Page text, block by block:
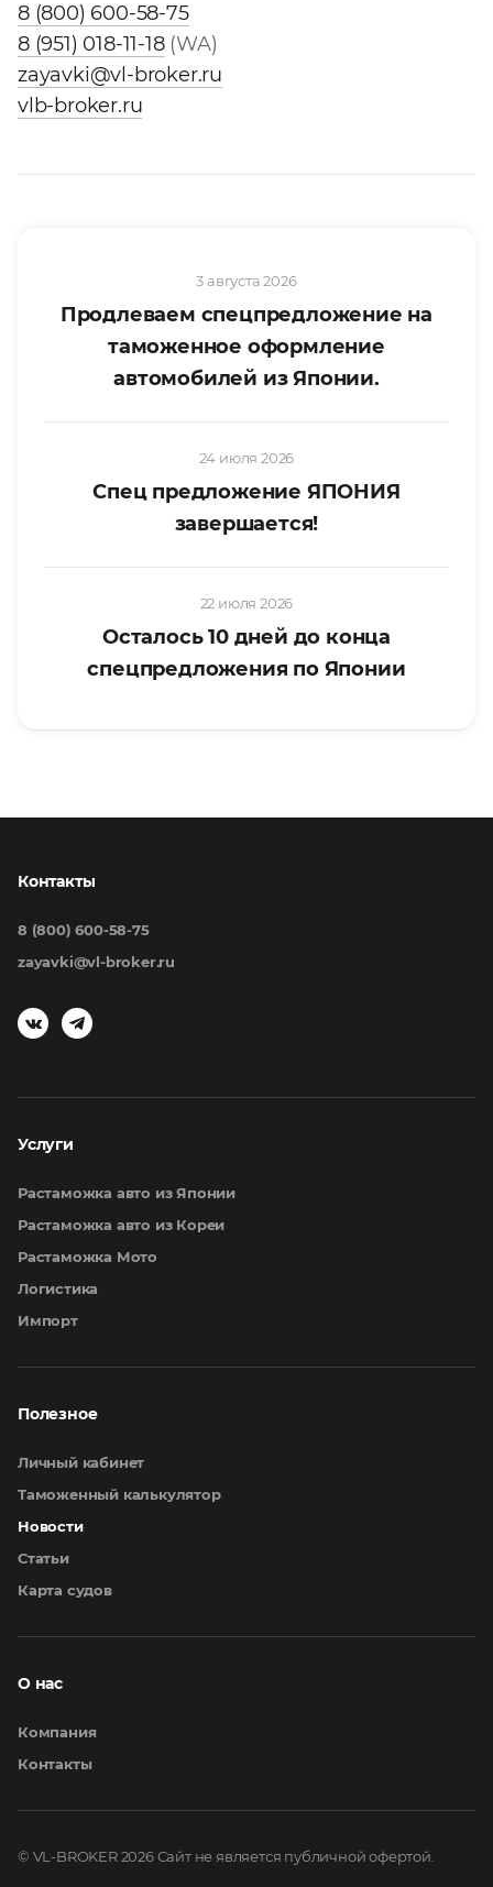
8 (800) 600-58-75
8 (951) 018-11-18(WA)
zayavki@vl-broker.ru
vlb-broker.ru
3 августа 2026
Продлеваем спецпредложение на
таможенное оформление
автомобилей из Японии.
24 июля 2026
Спец предложение ЯПОНИЯ
завершается!
22 июля 2026
Осталось 10 дней до конца
спецпредложения по Японии
Услуги
Растаможка авто из Японии
Растаможка авто из Кореи
Растаможка Мото
Логистика
Импорт
Полезное
Личный кабинет
Таможенный калькулятор
Новости
Статьи
Карта судов
О нас
Компания
Контакты
Контакты
8 (800) 600-58-75
zayavki@vl-broker.ru
© VL-BROKER 2026Сайт не является публичной офертой.